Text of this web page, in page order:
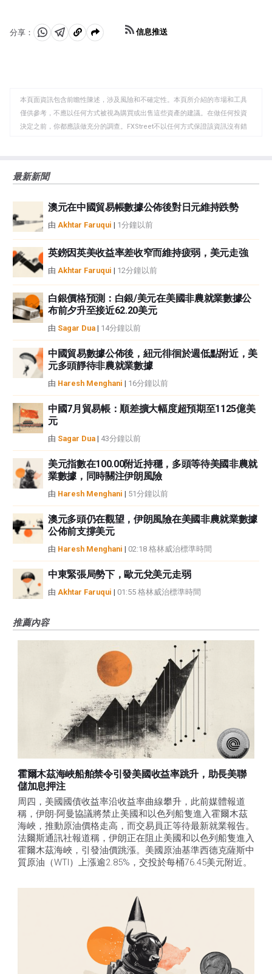
分享：
分 分 複
板
信息推送
本頁面資訊包含前瞻性陳述，涉及風險和不確定性。本頁所介紹的市場和工具
僅供參考，不應以任何方式被視為購買或出售這些資產的建議。在做任何投資
決定之前，你都應該做充分的調查。FXStreet不以任何方式保證該資訊沒有錯
觀點，並不代表FXStreet或其廣告商的官方政策或立場。作者不對本頁連結的
如果文章正文中沒有明確提到，在撰寫本文時，作者在本文中提到的任何股票
中都沒有頭寸，也沒有與文中提到的任何公司有業務關係。除了FXStreet，作
者沒有收到撰寫這篇文章的報酬。
FXStreet和作者不提供個性化的建議。作者對該資訊的準確性、完整性或適用
性不作任何陳述。FXStreet和作者將不承擔任何錯誤，遺漏或任何損失，傷害
或損害由此資訊及其顯示或使用引起的。錯誤和遺漏除外。本文作者和
FXStreet並非註冊投資顧問，本文內容無意提供任何投資建議。
最新新聞
澳元在中國貿易帳數據公佈後對日元維持跌勢
由 Akhtar Faruqui | 1分鐘以前
英鎊因英美收益率差收窄而維持疲弱，美元走強
由 Akhtar Faruqui | 12分鐘以前
白銀價格預測：白銀/美元在美國非農就業數據公
布前夕升至接近62.20美元
由 Sagar Dua | 14分鐘以前
中國貿易數據公佈後，紐元徘徊於週低點附近，美
元多頭靜待非農就業數據
由 Haresh Menghani | 16分鐘以前
中國7月貿易帳：順差擴大幅度超預期至1125億美
元
由 Sagar Dua | 43分鐘以前
美元指數在100.00附近持穩，多頭等待美國非農就
業數據，同時關注伊朗風險
由 Haresh Menghani | 51分鐘以前
澳元多頭仍在觀望，伊朗風險在美國非農就業數據
公佈前支撐美元
由 Haresh Menghani | 02:18 格林威治標準時間
中東緊張局勢下，歐元兌美元走弱
由 Akhtar Faruqui | 01:55 格林威治標準時間
推薦內容
霍爾木茲海峽船舶禁令引發美國收益率跳升，助長美聯
儲加息押注
周四，美國國債收益率沿收益率曲線攀升，此前媒體報道
稱，伊朗-阿曼協議將禁止美國和以色列船隻進入霍爾木茲
海峽，推動原油價格走高，而交易員正等待最新就業報告。
法爾斯通訊社報道稱，伊朗正在阻止美國和以色列船隻進入
霍爾木茲海峽，引發油價跳漲。美國原油基準西德克薩斯中
質原油（WTI）上漲逾2.85%，交投於每桶76.45美元附近。